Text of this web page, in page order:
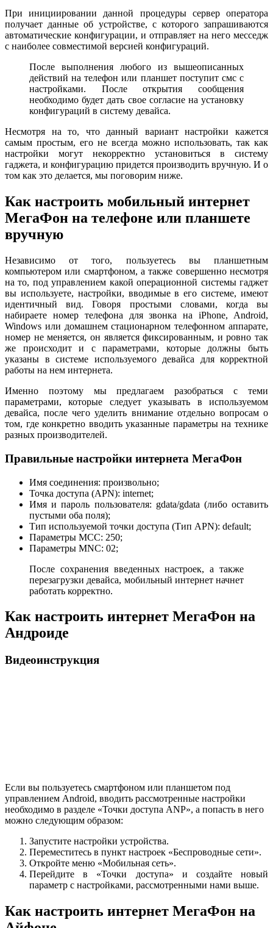
При инициировании данной процедуры сервер оператора
получает данные об устройстве, с которого запрашиваются
автоматические конфигурации, и отправляет на него месседж
с наиболее совместимой версией конфигураций.
После выполнения любого из вышеописанных
действий на телефон или планшет поступит смс с
настройками. После открытия сообщения
необходимо будет дать свое согласие на установку
конфигураций в систему девайса.
Несмотря на то, что данный вариант настройки кажется
самым простым, его не всегда можно использовать, так как
настройки могут некорректно установиться в систему
гаджета, и конфигурацию придется производить вручную. И о
том как это делается, мы поговорим ниже.
Как настроить мобильный интернет
МегаФон на телефоне или планшете
вручную
Независимо от того, пользуетесь вы планшетным
компьютером или смартфоном, а также совершенно несмотря
на то, под управлением какой операционной системы гаджет
вы используете, настройки, вводимые в его системе, имеют
идентичный вид. Говоря простыми словами, когда вы
набираете номер телефона для звонка на iPhone, Android,
Windows или домашнем стационарном телефонном аппарате,
номер не меняется, он является фиксированным, и ровно так
же происходит и с параметрами, которые должны быть
указаны в системе используемого девайса для корректной
работы на нем интернета.
Именно поэтому мы предлагаем разобраться с теми
параметрами, которые следует указывать в используемом
девайса, после чего уделить внимание отдельно вопросам о
том, где конкретно вводить указанные параметры на технике
разных производителей.
Правильные настройки интернета МегаФон
Имя соединения: произвольно;
Точка доступа (APN): internet;
Имя и пароль пользователя: gdata/gdata (либо оставить
пустыми оба поля);
Тип используемой точки доступа (Тип APN): default;
Параметры MCC: 250;
Параметры MNC: 02;
После сохранения введенных настроек, а также
перезагрузки девайса, мобильный интернет начнет
работать корректно.
Как настроить интернет МегаФон на
Андроиде
Видеоинструкция
Если вы пользуетесь смартфоном или планшетом под
управлением Android, вводить рассмотренные настройки
необходимо в разделе «Точки доступа ANP», а попасть в него
можно следующим образом:
Запустите настройки устройства.
Переместитесь в пункт настроек «Беспроводные сети».
Откройте меню «Мобильная сеть».
Перейдите в «Точки доступа» и создайте новый
параметр с настройками, рассмотренными нами выше.
Как настроить интернет МегаФон на